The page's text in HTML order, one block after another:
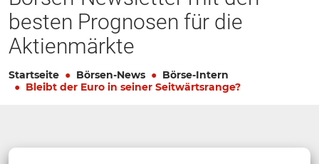
besten Prognosen für die
Aktienmärkte
Startseite Börsen-News
Börse-Intern
Bleibt der Euro in seiner Seitwärtsrange?